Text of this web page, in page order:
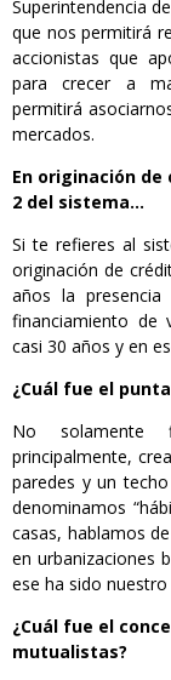
Superintendencia
que nos permitirá
accionistas que
para crecer a
permitirá
mercados.
En originación
2 del sistema…
Si te refieres al
originación de
años la
financiamiento de
casi 30 años y en
¿Cuál fue el
No solamente
principalmente,
paredes y un
denominamos
casas, hablamos
en urbanizaciones
ese ha sido
¿Cuál fue el
mutualistas?